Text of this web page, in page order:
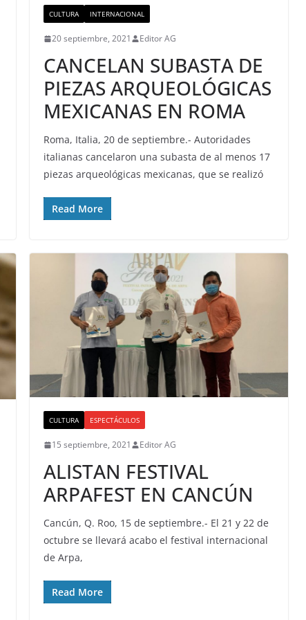
CULTURA INTERNACIONAL
20 septiembre, 2021 Editor AG
CANCELAN SUBASTA DE
PIEZAS ARQUEOLÓGICAS
MEXICANAS EN ROMA
Roma, Italia, 20 de septiembre.- Autoridades
italianas cancelaron una subasta de al menos 17
piezas arqueológicas mexicanas, que se realizó
Read More
CULTURA ESPECTÁCULOS
15 septiembre, 2021 Editor AG
ALISTAN FESTIVAL
ARPAFEST EN CANCÚN
Cancún, Q. Roo, 15 de septiembre.- El 21 y 22 de
octubre se llevará acabo el festival internacional
de Arpa,
Read More